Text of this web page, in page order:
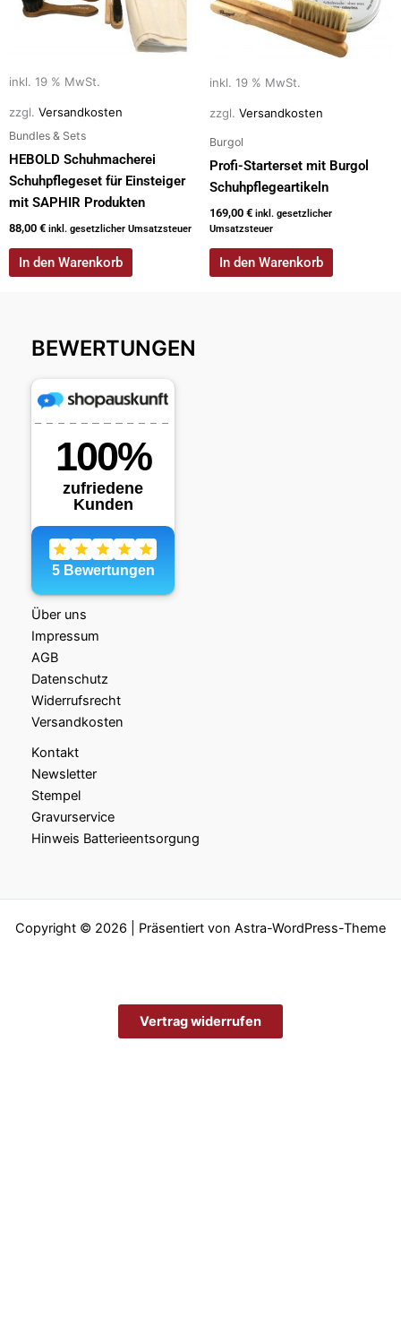
inkl. 19 % MwSt.
zzgl. Versandkosten
Bundles & Sets
HEBOLD Schuhmacherei
Schuhpflegeset für Einsteiger
mit SAPHIR Produkten
88,00 € inkl. gesetzlicher Umsatzsteuer
In den Warenkorb
inkl. 19 % MwSt.
zzgl. Versandkosten
Burgol
Profi-Starterset mit Burgol
Schuhpflegeartikeln
169,00 € inkl. gesetzlicher
Umsatzsteuer
In den Warenkorb
BEWERTUNGEN
Über uns
Impressum
AGB
Datenschutz
Widerrufsrecht
Versandkosten
Kontakt
Newsletter
Stempel
Gravurservice
Hinweis Batterieentsorgung
Copyright © 2026 | Präsentiert von Astra-WordPress-Theme
Vertrag widerrufen